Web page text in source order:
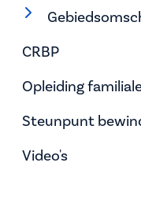
CRBP
Opleiding
Steunpunt
Video's